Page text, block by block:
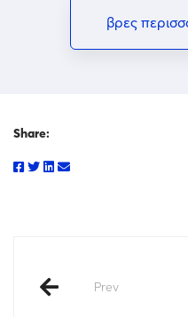
βρες
Share:
Prev